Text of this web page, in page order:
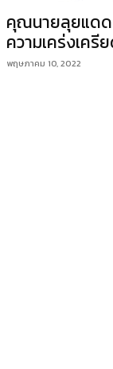
คุณนายลุยแดด
ความเคร่งเครี
พฤษภาคม 10, 2022